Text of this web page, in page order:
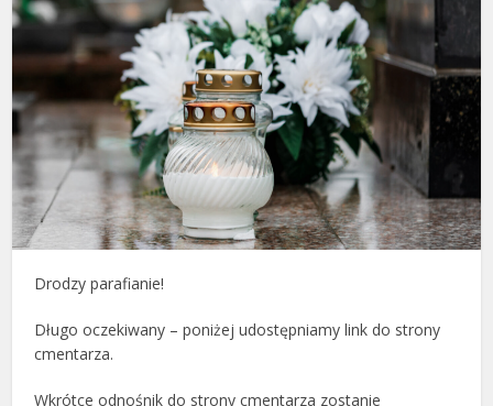
Drodzy parafianie!
Długo oczekiwany – poniżej udostępniamy link do strony
cmentarza.
Wkrótce odnośnik do strony cmentarza zostanie